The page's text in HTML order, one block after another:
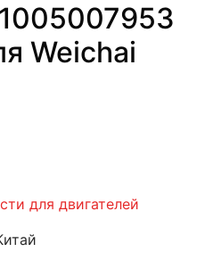
Weichai
для двигателей